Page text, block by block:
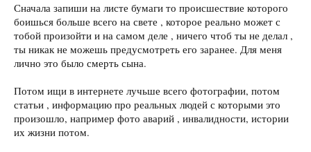
Сначала запиши на листе бумаги то происшествие которого
боишься больше всего на свете , которое реально может с
тобой произойти и на самом деле , ничего чтоб ты не делал ,
ты никак не можешь предусмотреть его заранее. Для меня
лично это было смерть сына.
Потом ищи в интернете лучьше всего фотографии, потом
статьи , информацию про реальных людей с которыми это
произошло, например фото аварий , инвалидности, истории
их жизни потом.